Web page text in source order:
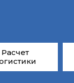
Расчет